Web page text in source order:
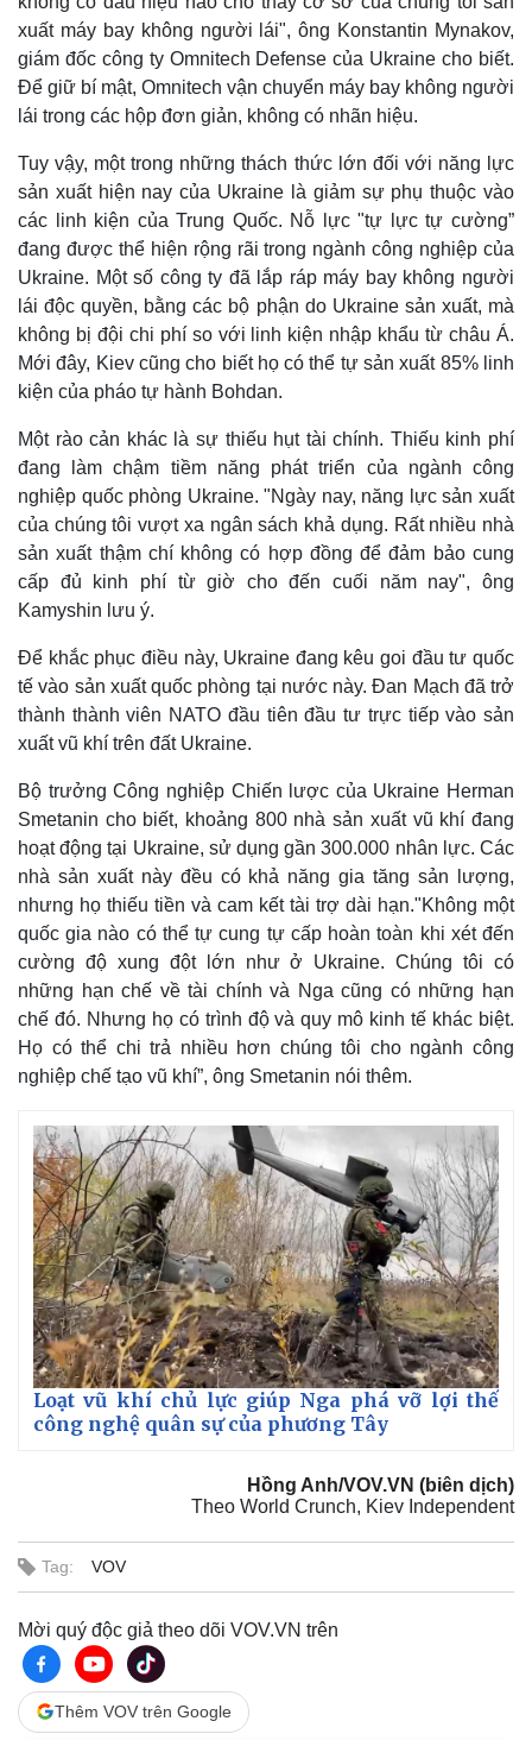
Pháp luật
Vụ án
Quân sự - Quốc phòng
Vũ khí
xuất máy bay không người lái", ông Konstantin Mynakov,
giám đốc công ty Omnitech Defense của Ukraine cho biết.
Để giữ bí mật, Omnitech vận chuyển máy bay không người
lái trong các hộp đơn giản, không có nhãn hiệu.
Tuy vậy, một trong những thách thức lớn đối với năng lực
sản xuất hiện nay của Ukraine là giảm sự phụ thuộc vào
các linh kiện của Trung Quốc. Nỗ lực "tự lực tự cường”
đang được thể hiện rộng rãi trong ngành công nghiệp của
Ukraine. Một số công ty đã lắp ráp máy bay không người
lái độc quyền, bằng các bộ phận do Ukraine sản xuất, mà
không bị đội chi phí so với linh kiện nhập khẩu từ châu Á.
Mới đây, Kiev cũng cho biết họ có thể tự sản xuất 85% linh
kiện của pháo tự hành Bohdan.
Một rào cản khác là sự thiếu hụt tài chính. Thiếu kinh phí
đang làm chậm tiềm năng phát triển của ngành công
nghiệp quốc phòng Ukraine. "Ngày nay, năng lực sản xuất
của chúng tôi vượt xa ngân sách khả dụng. Rất nhiều nhà
sản xuất thậm chí không có hợp đồng để đảm bảo cung
cấp đủ kinh phí từ giờ cho đến cuối năm nay", ông
Kamyshin lưu ý.
Để khắc phục điều này, Ukraine đang kêu goi đầu tư quốc
tế vào sản xuất quốc phòng tại nước này. Đan Mạch đã trở
thành thành viên NATO đầu tiên đầu tư trực tiếp vào sản
xuất vũ khí trên đất Ukraine.
Bộ trưởng Công nghiệp Chiến lược của Ukraine Herman
Smetanin cho biết, khoảng 800 nhà sản xuất vũ khí đang
hoạt động tại Ukraine, sử dụng gần 300.000 nhân lực. Các
nhà sản xuất này đều có khả năng gia tăng sản lượng,
nhưng họ thiếu tiền và cam kết tài trợ dài hạn."Không một
quốc gia nào có thể tự cung tự cấp hoàn toàn khi xét đến
cường độ xung đột lớn như ở Ukraine. Chúng tôi có
những hạn chế về tài chính và Nga cũng có những hạn
chế đó. Nhưng họ có trình độ và quy mô kinh tế khác biệt.
Họ có thể chi trả nhiều hơn chúng tôi cho ngành công
nghiệp chế tạo vũ khí”, ông Smetanin nói thêm.
Loạt vũ khí chủ lực giúp Nga phá vỡ lợi thế
công nghệ quân sự của phương Tây
Hồng Anh/VOV.VN (biên dịch)
Theo World Crunch, Kiev Independent
Tag: VOV
Mời quý độc giả theo dõi VOV.VN trên
Thêm VOV trên Google